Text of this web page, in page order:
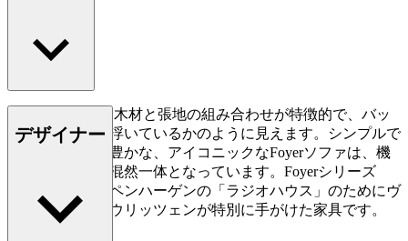
Foyerソファは、木材と張地の組み合わせが特徴的で、バッ
クレストが宙に浮いているかのように見えます。シンプルで
ありながら表情豊かな、アイコニックなFoyerソファは、機
能とフォルムが混然一体となっています。Foyerシリーズ
は、1945年にコペンハーゲンの「ラジオハウス」のためにヴ
ィルヘルム・ラウリッツェンが特別に手がけた家具です。
デザイナー